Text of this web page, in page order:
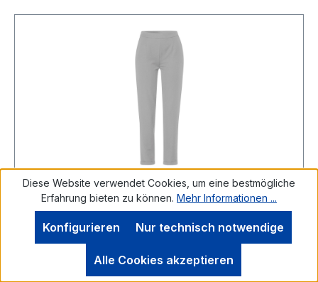
Schlupfhose in silver
FRANK WALDER SchlupfhoseDiese sportive
Diese Website verwendet Cookies, um eine bestmögliche
Erfahrung bieten zu können. Mehr Informationen ...
Nur technisch notwendige
Konfigurieren
Alle Cookies akzeptieren